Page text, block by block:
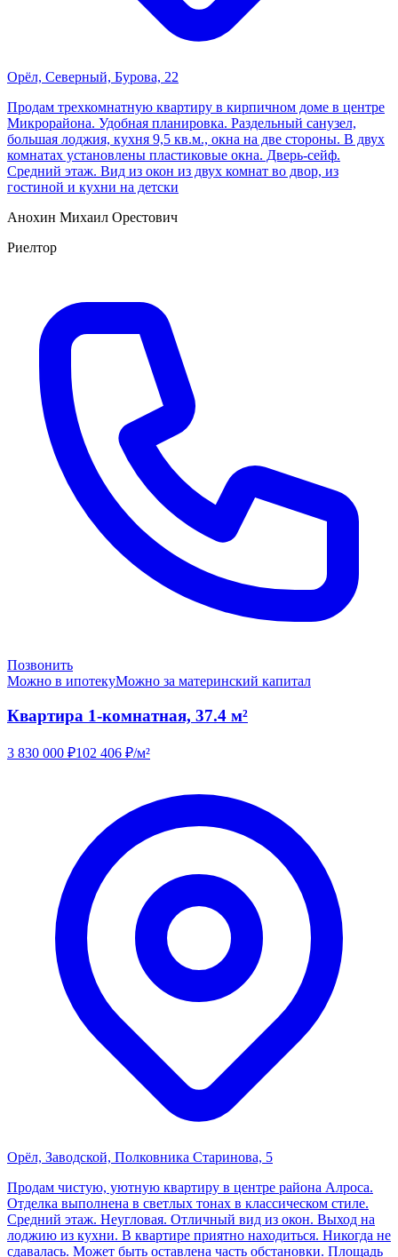
Орёл, Cеверный, Бурова, 22
Продам трехкомнатную квартиру в кирпичном доме в центре
Микрорайона. Удобная планировка. Раздельный санузел,
большая лоджия, кухня 9,5 кв.м., окна на две стороны. В двух
комнатах установлены пластиковые окна. Дверь-сейф.
Средний этаж. Вид из окон из двух комнат во двор, из
гостиной и кухни на детски
Анохин Михаил Орестович
Риелтор
Позвонить
Можно в ипотекуМожно за материнский капитал
Квартира 1-комнатная, 37.4 м²
3 830 000 ₽102 406 ₽/м²
Орёл, Заводской, Полковника Старинова, 5
Продам чистую, уютную квартиру в центре района Алроса.
Отделка выполнена в светлых тонах в классическом стиле.
Средний этаж. Неугловая. Отличный вид из окон. Выход на
лоджию из кухни. В квартире приятно находиться. Никогда не
сдавалась. Может быть оставлена часть обстановки. Площадь